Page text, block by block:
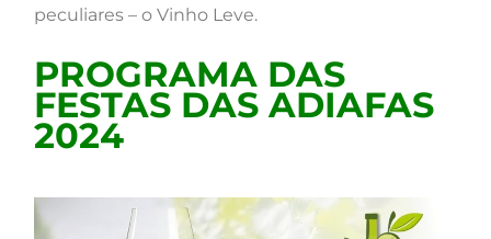
peculiares – o Vinho Leve.
PROGRAMA DAS
FESTAS DAS ADIAFAS
2024